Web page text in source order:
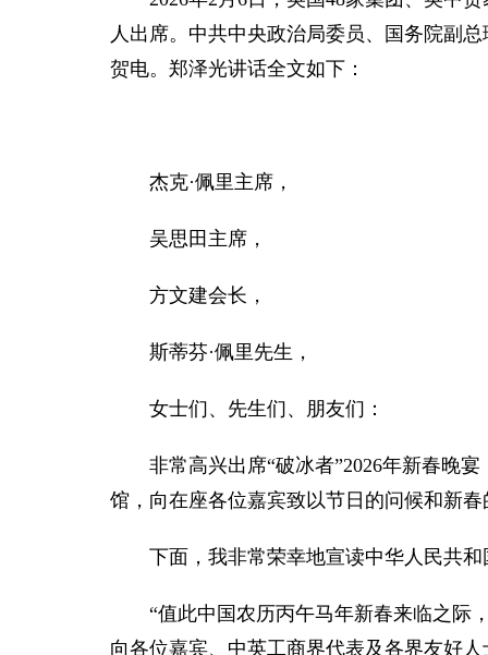
人出席。中共中央政治局委员、国务院副
贺电。郑泽光讲话全文如下：
杰克·佩里主席，
吴思田主席，
方文建会长，
斯蒂芬·佩里先生，
女士们、先生们、朋友们：
非常高兴出席“破冰者”2026年新春晚
馆，向在座各位嘉宾致以节日的问候和新春
下面，我非常荣幸地宣读中华人民共
“值此中国农历丙午马年新春来临之际
向各位嘉宾、中英工商界代表及各界友好